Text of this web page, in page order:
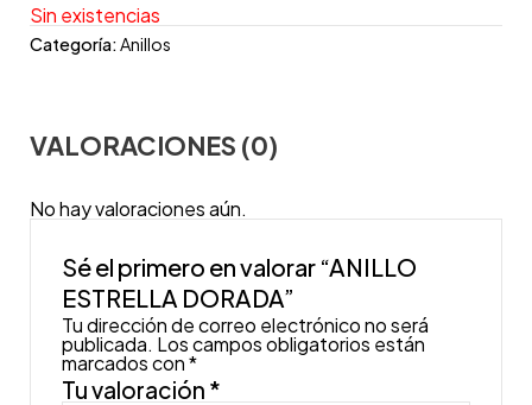
Sin existencias
Categoría:Anillos
VALORACIONES (0)
No hay valoraciones aún.
Sé el primero en valorar “ANILLO
ESTRELLA DORADA”
Tu dirección de correo electrónico no será
publicada. Los campos obligatorios están
marcados con*
Tu valoración *